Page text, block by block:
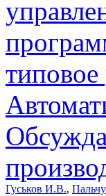
Гуськов И.В.,